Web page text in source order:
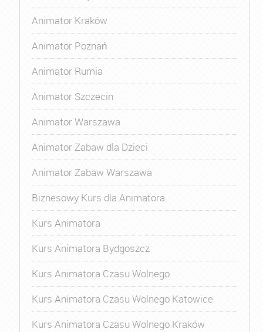
Animator Kraków
Animator Poznań
Animator Rumia
Animator Szczecin
Animator Warszawa
Animator Zabaw dla Dzieci
Animator Zabaw Warszawa
Biznesowy Kurs dla Animatora
Kurs Animatora
Kurs Animatora Bydgoszcz
Kurs Animatora Czasu Wolnego
Kurs Animatora Czasu Wolnego Katowice
Kurs Animatora Czasu Wolnego Kraków